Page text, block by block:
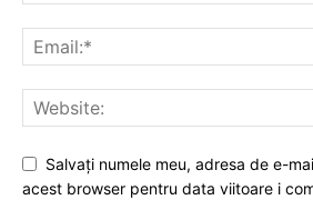
Salvați numele meu, adresa de e-
acest browser pentru data viitoare i